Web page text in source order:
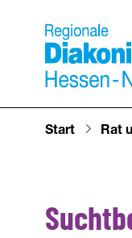
Start Rat